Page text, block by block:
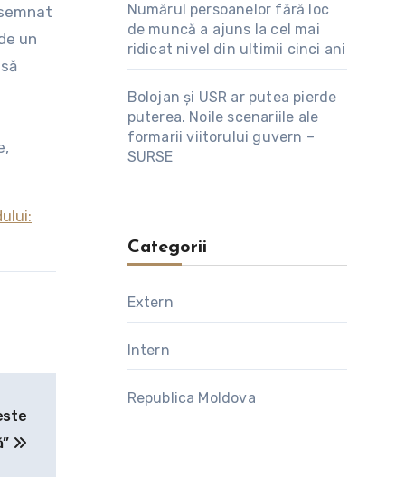
un
Numărul persoanelor fără loc
de muncă a ajuns la cel mai
ridicat nivel din ultimii cinci ani
Bolojan și USR ar putea pierde
puterea. Noile scenariile ale
formarii viitorului guvern –
SURSE
Categorii
Extern
Intern
Republica Moldova